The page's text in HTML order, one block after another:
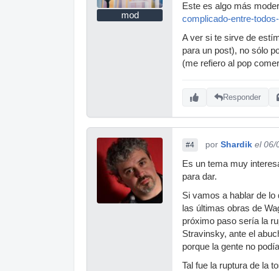
mod
Este es algo más
complicado-entre-
A ver si te sirve de
para un post), no sólo
(me refiero al pop
Responder
#4 por Shardik el 06/
Es un tema muy
para dar.
Si vamos a hablar de
las últimas obras de
próximo paso sería la
Stravinsky, ante el
porque la gente no
Tal fue la ruptura de la